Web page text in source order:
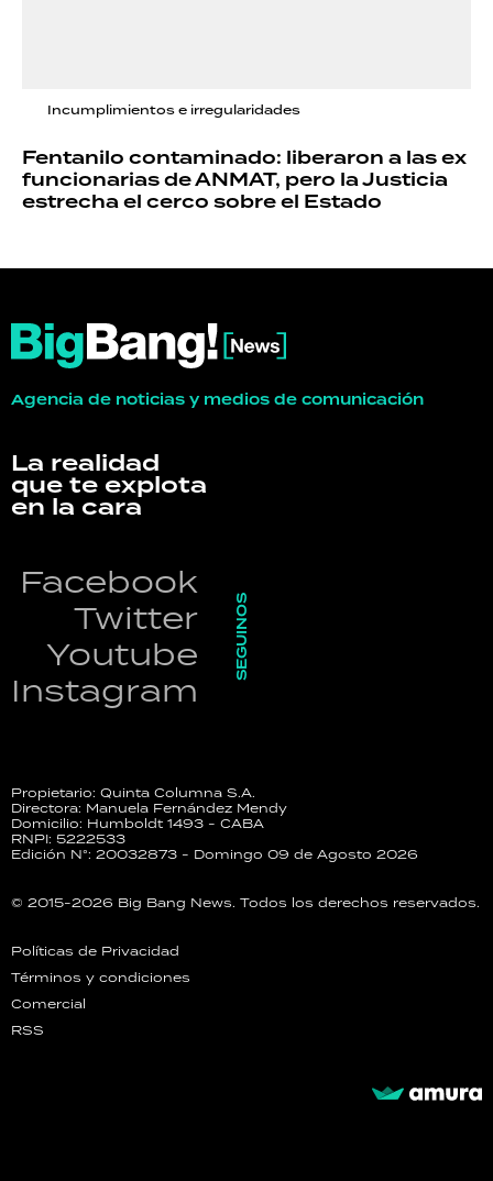
Incumplimientos e irregularidades
Fentanilo contaminado: liberaron a las ex
funcionarias de ANMAT, pero la Justicia
estrecha el cerco sobre el Estado
Agencia de noticias y medios de comunicación
La realidad
que te explota
en la cara
Facebook
Twitter
Youtube
Instagram
SEGUINOS
Propietario: Quinta Columna S.A.
Directora: Manuela Fernández Mendy
Domicilio: Humboldt 1493 - CABA
RNPI: 5222533
Edición N°: 20032873 - Domingo 09 de Agosto 2026
© 2015-2026 Big Bang News. Todos los derechos reservados.
Políticas de Privacidad
Términos y condiciones
Comercial
RSS